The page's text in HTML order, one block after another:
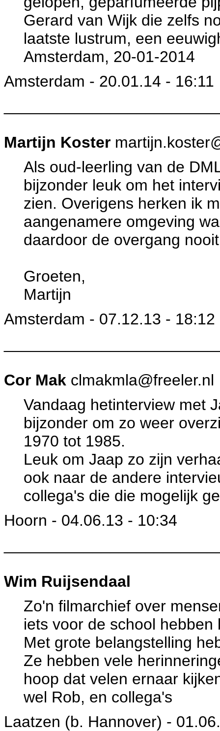
Gerard van Wijk die zelfs
laatste lustrum, een
Amsterdam, 20-01-2014
Amsterdam - 20.01.14 - 16:11
Martijn Koster
Als oud-leerling van de
bijzonder leuk om het
zien. Overigens herken ik
aangenamere omgeving
daardoor de overgang
Groeten,
Martijn
Amsterdam - 07.12.13 - 18:12
Cor Mak clmakmla@freeler.nl
Vandaag hetinterview met
bijzonder om zo weer
1970 tot 1985.
Leuk om Jaap zo zijn
ook naar de andere
collega's die die mogelijk
Hoorn - 04.06.13 - 10:34
Wim Ruijsendaal
Zo'n filmarchief over
iets voor de school
Met grote belangstelling
Ze hebben vele
hoop dat velen ernaar
wel Rob, en collega's
Laatzen (b. Hannover) -